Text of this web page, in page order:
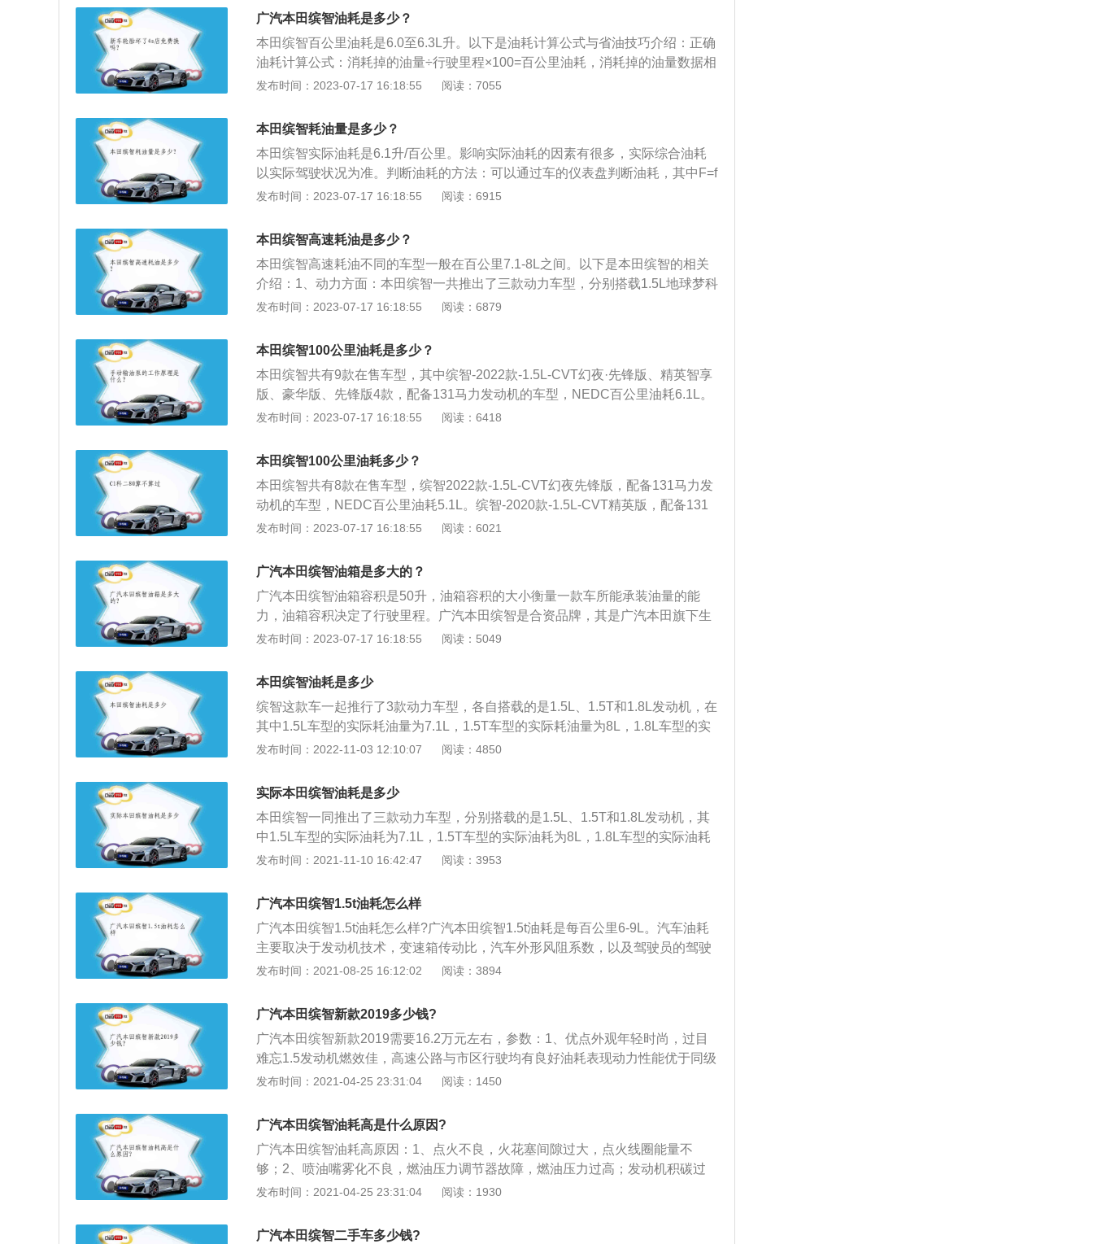
底盘方面：驱动方式是前置前驱，前悬架是麦弗逊式独立悬架，后悬架是扭力梁
式后悬架。
广汽本田缤智油耗是多少？
本田缤智百公里油耗是6.0至6.3L升。以下是油耗计算公式与省油技巧介绍：正确
油耗计算公式：消耗掉的油量÷行驶里程×100=百公里油耗，消耗掉的油量数据相
对比较难取得，一般采用满油箱为初始数据，行驶一段距离后再次加满油箱，最
启动一次的所用燃油持平，发动机空转5分钟的油耗可以让汽车行驶超过1公里。
发布时间：2023-07-17 16:18:55 阅读：7055
本田缤智耗油量是多少？
本田缤智实际油耗是6.1升/百公里。影响实际油耗的因素有很多，实际综合油耗
以实际驾驶状况为准。判断油耗的方法：可以通过车的仪表盘判断油耗，其中F=f
ull（代表满）；E=empty（代表空）。当油箱红灯时，记录行车里数，接着记录
记录的数值，接着除掉油量就可以得出油耗。影响油耗的因素：排量和油耗有一
定的关系，但是，耗油大的不一定排量就大。从相对意义上说，汽车排量的大
小，与油耗的大小并不构成正比例关系。汽车油耗除了和排量大小有关之外，汽
车的外形、自重及发动机技术等也是影响汽车油耗的重要因素。在同排量的车型
中，发动机技术越先进，汽车就越省油。
发布时间：2023-07-17 16:18:55 阅读：6915
本田缤智高速耗油是多少？
本田缤智高速耗油不同的车型一般在百公里7.1-8L之间。以下是本田缤智的相关
介绍：1、动力方面：本田缤智一共推出了三款动力车型，分别搭载1.5L地球梦科
技自然吸气发动机、1.5T涡轮增压发动机以及1.8L的自然吸气发动机。2、车型定
品，这款车的设计非常年轻化，一经推出之后就深受年轻消费者的青睐。
发布时间：2023-07-17 16:18:55 阅读：6879
本田缤智100公里油耗是多少？
本田缤智共有9款在售车型，其中缤智-2022款-1.5L-CVT幻夜·先锋版、精英智享
版、豪华版、先锋版4款，配备131马力发动机的车型，NEDC百公里油耗6.1L。
缤智-2022款-1.5L-CVT精英版，配备131马力发动机的车型，NEDC百公里油耗6
发动机的车型，NEDC百公里油耗6.1L。缤智-2020款-1.5L-手动舒适版，配备13
1马力发动机的车型，NEDC百公里油耗6.3L。 本田缤智不同车型的油箱容量相
同，加满一箱油能跑的距离如下： NEDC百公里油耗6.1L的车型，油箱容量为50
L，加满一箱油能跑的距离为50/6.1*100=820km。 NEDC百公里油耗6L的车型，
油箱容量为50L，加满一箱油能跑的距离为50/6*100=833km。
发布时间：2023-07-17 16:18:55 阅读：6418
本田缤智100公里油耗多少？
本田缤智共有8款在售车型，缤智2022款-1.5L-CVT幻夜先锋版，配备131马力发
动机的车型，NEDC百公里油耗5.1L。缤智-2020款-1.5L-CVT精英版，配备131
马力发动机的车型，NEDC百公里油耗6L。缤智-2020款-1.5L-手动舒适版，配备
版、先锋版2款，配备131马力发动机的车型，NEDC百公里油耗6.1L。缤智-202
0款-22-TURBO-CVT旗舰版、豪华版、精英版3款，配备177马力发动机的车型，
NEDC百公里油耗6.1L。本田缤智所有车型的油箱容量相同，加满一箱油能跑的
距离如下：配备131马力发动机的车型，油箱容量为50L，加满一箱油能跑的距离
为50/5.1*100=980km、50/6*100=833km、50/6.3*100=794km、50/6.1*100=820
6.1*100=820km。汽车油耗的高低与五大因素直接相关，即驾驶习惯、汽车本
身、道路状态、自然风、环境温度。会使汽车油耗增加的具体因素如下：驾驶习
惯：驾驶粗暴，比如：急加油、常超车、遇红灯不提前松油门会使油耗增高。汽
的汽油燃烧做功。汽车自重大的车油耗会高，因为自重大需要更大的驱动扭矩。
会增加。自然风：迎风行驶、大风天行驶，汽车阻力增大，油耗增加。环境温度
低，发动机缸体温度低，冷起动时喷入的汽油不易雾化，需要喷入更多的汽油才
能燃烧，油耗增大。同时，气温低，发动机电脑会控制用更高转速来热车，这也
会增大油耗。
发布时间：2023-07-17 16:18:55 阅读：6021
广汽本田缤智油箱是多大的？
广汽本田缤智油箱容积是50升，油箱容积的大小衡量一款车所能承装油量的能
力，油箱容积决定了行驶里程。广汽本田缤智是合资品牌，其是广汽本田旗下生
产的一款SUV，由Honda全新车型平台开发。以缤智2020款1.5L手动舒适版为
为155牛米，其配置了6挡手动的变速箱，其车身外观尺寸为长4328mm、宽1772
mm、高1605mm，轴距为2610mm。
发布时间：2023-07-17 16:18:55 阅读：5049
本田缤智油耗是多少
缤智这款车一起推行了3款动力车型，各自搭载的是1.5L、1.5T和1.8L发动机，在
其中1.5L车型的实际耗油量为7.1L，1.5T车型的实际耗油量为8L，1.8L车型的实
际耗油量为7.9L，这种耗油量表现才算是这款车正常的耗油量。在出行的过程
车的耗油量影响也是非常大的，如点火时间不准确、高压线漏电、火花塞积碳导
致点火弱等都是会使发动机工作效率不正常，当发动机的燃油效率减低，汽车的
耗油量自然而然便会增加。汽车的保养还要常常做，例如发动机，变速箱的油液
一定要按期换，必需时可以用清洗剂清洗发动机及许多关键的零部件，例如油
嘴，节气门，油路等，假如保养不到位会加大汽车的负荷，增加耗油量也会减低
原来的结构参数，减低发动机功率，增长耗油量；比较严重时也会引发发动机爆
震、加速响声、对活塞及曲轴形成损害，乃至最后可形成发动机烧机油需要大修
的情况。汽车行驶的路况也是影响耗油量的主要因素之一，每一辆汽车在出厂时
汽车可以一直用这个时速行驶，那么这辆汽车就可以达到最低的耗油量，如果汽
发布时间：2022-11-03 12:10:07 阅读：4850
实际本田缤智油耗是多少
本田缤智一同推出了三款动力车型，分别搭载的是1.5L、1.5T和1.8L发动机，其
中1.5L车型的实际油耗为7.1L，1.5T车型的实际油耗为8L，1.8L车型的实际油耗
为7.9L。实际的油耗会受到车主的驾驶习惯和行驶路况等因素来决定，即使是同
小型SUV，缤智在小型SUV中算得上是标杆级产品，这款车的设计非常年轻化，
这款车一经推出之后就深受年轻消费者的青睐。缤智这款车是基于飞度平台打造
而成，缤智的外观虽然算不上特别，但凭借圆润时尚的灵动气息，还是俘虏了不
少年轻消费者的心。在动力方面，这款车搭载的是1.5L地球梦科技自然吸气发动
机、1.5T涡轮增压发动机以及1.8L的自然吸气发动机，其中1.5L车型是这款车最
为96kw，最大扭矩为155牛米。
发布时间：2021-11-10 16:42:47 阅读：3953
广汽本田缤智1.5t油耗怎么样
广汽本田缤智1.5t油耗怎么样?广汽本田缤智1.5t油耗是每百公里6-9L。汽车油耗
主要取决于发动机技术，变速箱传动比，汽车外形风阻系数，以及驾驶员的驾驶
习惯等。发动机热转换率越高，其内耗就越低，能够把更多的汽油燃烧转化为发
车添加的燃油质量太低时，燃油和混合气体在发动机内就不能充分地燃烧，就会
造成部分燃油浪费，从而导致汽车的油耗升高。需要添加高质量的燃油就可在一
定程度上降低油耗量；2、暴力驾驶：当驾驶员驾驶汽车太暴力时，发动机转速
往往会比较高，就容易使汽车发动机超负荷运转，汽车的油耗就高了。要转变驾
车方式，温柔驾驶汽车，学会提前刹车，缓缓起步；3、发动机积碳过于严重：
力变弱的症状。要及时对发动机积碳进行清理；4、汽车自重太大：当汽车自重
太大时，就会增加发动机的负担，油耗就高了。要减轻汽车自重。
发布时间：2021-08-25 16:12:02 阅读：3894
广汽本田缤智新款2019多少钱?
广汽本田缤智新款2019需要16.2万元左右，参数：1、优点外观年轻时尚，过目
难忘1.5发动机燃效佳，高速公路与市区行驶均有良好油耗表现动力性能优于同级
车，后劲十足变速箱平顺性好，加速流畅内饰设计运动氛围浓，质感高级方向盘
空间满足绝大部分人的需求，先锋版集齐了所有想要的配置，值得买；2、这款
车是本土旗下的一款实用化家用小型SUV，突出的设计特点，是简单可靠，易于
使用，比如它1.5和1.8L自然吸气发动机的选型，就没有往涡轮增压上靠。为的正
是稳定可靠；3、而CVT变速箱的匹配，其实也很大程度上体现出“家用”理念。平
稳省油是它的主基调，客观的说，从家用的务实之选这个角度来说，这种设计理
发布时间：2021-04-25 23:31:04 阅读：1450
广汽本田缤智油耗高是什么原因?
广汽本田缤智油耗高原因：1、点火不良，火花塞间隙过大，点火线圈能量不
够；2、喷油嘴雾化不良，燃油压力调节器故障，燃油压力过高；发动机积碳过
多，喷的汽油有一部分被积碳吸收；3、传感器故障，例如，水温传感器故障，
氧传感器故障，会使燃油修正失效，电脑也会一直发出喷油的信号，空气流量计
发布时间：2021-04-25 23:31:04 阅读：1930
广汽本田缤智二手车多少钱?